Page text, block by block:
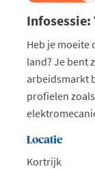
Heb je moeite
land? Je bent
arbeidsmarkt
profielen
Locatie
Kortrijk